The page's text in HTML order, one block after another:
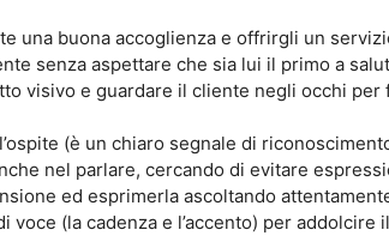
una buona accoglienza e offrirgli un
senza aspettare che sia lui il primo a
visivo e guardare il cliente negli occhi per
(è un chiaro segnale di
nel parlare, cercando di evitare
ed esprimerla ascoltando
(la cadenza e l’accento) per